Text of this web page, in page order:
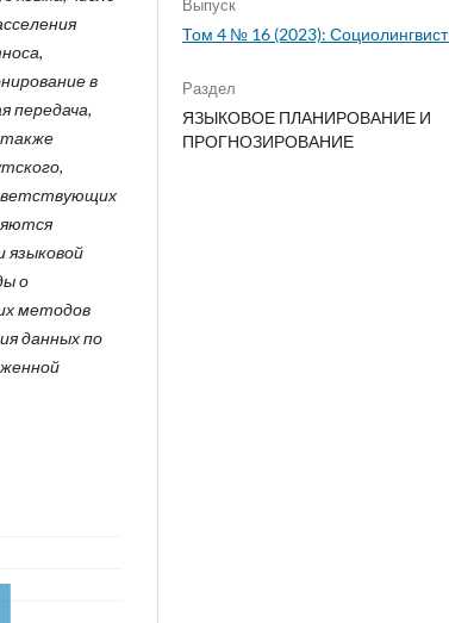
в
передача,
также
языковой
о
методов
данных по
Выпуск
Том 4 № 16 (2023):
Раздел
ЯЗЫКОВОЕ ПЛАНИРОВАНИЕ И
ПРОГНОЗИРОВАНИЕ